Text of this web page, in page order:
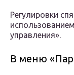
Регулировки
управления».
В меню